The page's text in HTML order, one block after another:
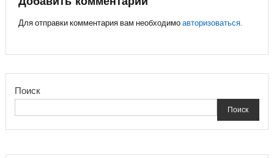
записям
Для отправки комментария вам необходимоавторизоваться.
Поиск
Поиск